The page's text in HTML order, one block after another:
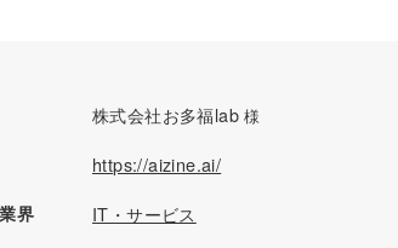
株式会社お多福lab 様
https://aizine.ai/
界 IT・サービス